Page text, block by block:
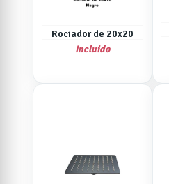
Rociador de 20x20
Incluido